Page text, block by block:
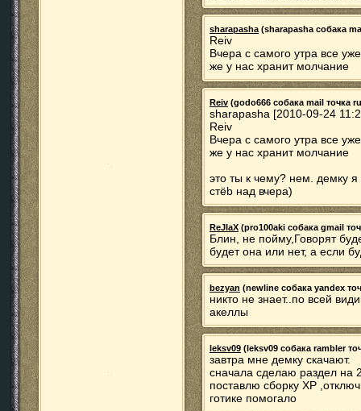
sharapasha (sharapasha собака
Reiv
Вчера с самого утра все
же у нас хранит молчание
Reiv (godo666 собака mail точка
sharapasha [2010-09-24
Reiv
Вчера с самого утра все
же у нас хранит молчание
это ты к чему? нем. демку я
стёb над вчера)
ReJIaX (pro100aki собака gmail
Блин, не пойму,Говорят
будет она или нет, а если
bezyan (newline собака yandex
никто не знает..по всей
акеллы
leksv09 (leksv09 собака rambler
завтра мне демку скачают.
сначала сделаю раздел на
поставлю сборку ХР
готике помогало